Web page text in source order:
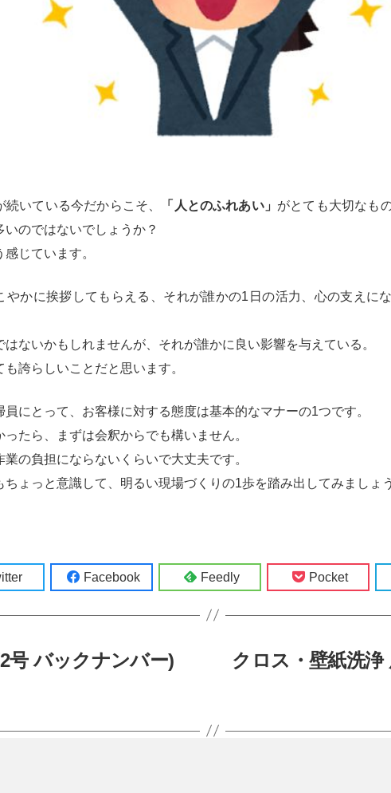
続いている今だからこそ、 「人とのふれあい」 がとても大切なも
いのではないでしょうか？
じています。
やかに挨拶してもらえる、それが誰かの1日の活力、心の支えに
はないかもしれませんが、それが誰かに良い影響を与えている。
も誇らしいことだと思います。
員にとって、お客様に対する態度は基本的なマナーの1つです。
ったら、まずは会釈からでも構いません。
業の負担にならないくらいで大丈夫です。
ちょっと意識して、明るい現場づくりの1歩を踏み出してみましょ
Facebook Feedly Pocket
号 バックナンバー)
クロス・壁紙洗浄